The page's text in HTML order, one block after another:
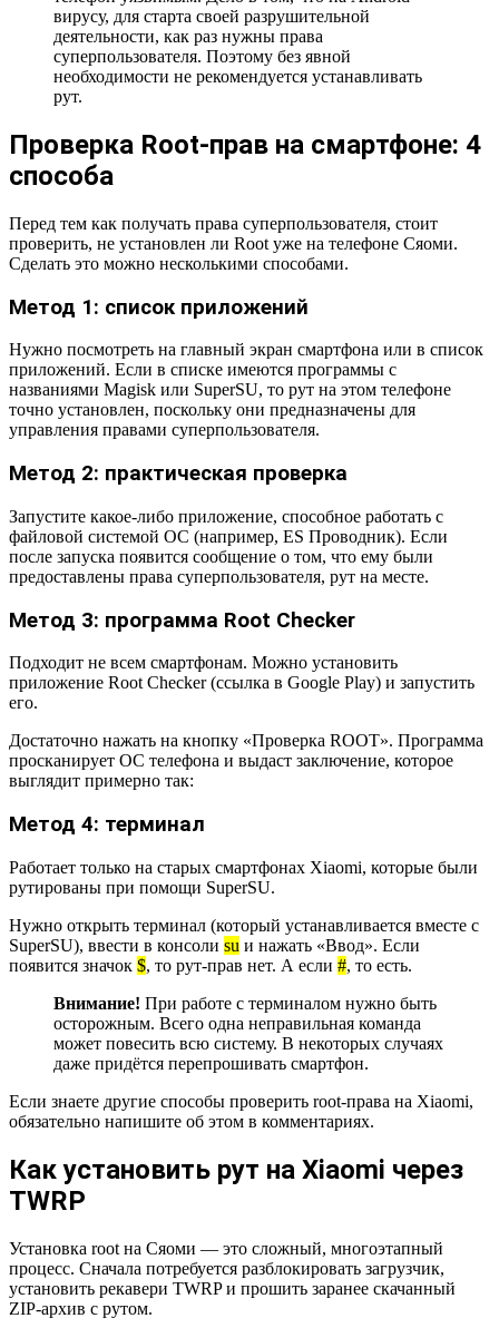
вирусу, для старта своей разрушительной
деятельности, как раз нужны права
суперпользователя. Поэтому без явной
необходимости не рекомендуется устанавливать
рут.
Проверка Root-прав на смартфоне: 4
способа
Перед тем как получать права суперпользователя, стоит
проверить, не установлен ли Root уже на телефоне Сяоми.
Сделать это можно несколькими способами.
Метод 1: список приложений
Нужно посмотреть на главный экран смартфона или в список
приложений. Если в списке имеются программы с
названиями Magisk или SuperSU, то рут на этом телефоне
точно установлен, поскольку они предназначены для
управления правами суперпользователя.
Метод 2: практическая проверка
Запустите какое-либо приложение, способное работать с
файловой системой ОС (например, ES Проводник). Если
после запуска появится сообщение о том, что ему были
предоставлены права суперпользователя, рут на месте.
Метод 3: программа Root Checker
Подходит не всем смартфонам. Можно установить
приложение Root Checker (ссылка в Google Play) и запустить
его.
Достаточно нажать на кнопку «Проверка ROOT». Программа
просканирует ОС телефона и выдаст заключение, которое
выглядит примерно так:
Метод 4: терминал
Работает только на старых смартфонах Xiaomi, которые были
рутированы при помощи SuperSU.
Нужно открыть терминал (который устанавливается вместе с
SuperSU), ввести в консоли su и нажать «Ввод». Если
появится значок $, то рут-прав нет. А если #, то есть.
Внимание! При работе с терминалом нужно быть
осторожным. Всего одна неправильная команда
может повесить всю систему. В некоторых случаях
даже придётся перепрошивать смартфон.
Если знаете другие способы проверить root-права на Xiaomi,
обязательно напишите об этом в комментариях.
Как установить рут на Xiaomi через
TWRP
Установка root на Сяоми — это сложный, многоэтапный
процесс. Сначала потребуется разблокировать загрузчик,
установить рекавери TWRP и прошить заранее скачанный
ZIP-архив с рутом.